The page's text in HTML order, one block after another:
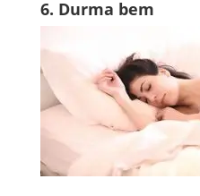
6. Durma bem